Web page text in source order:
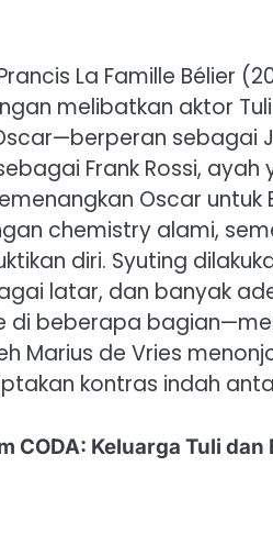
La Famille Bélier
melibatkan aktor
sebagai
Frank Rossi, ayah
Oscar untuk
chemistry alami,
diri. Syuting
latar, dan banyak
di beberapa
Marius de Vries
kontras indah
CODA: Keluarga Tuli